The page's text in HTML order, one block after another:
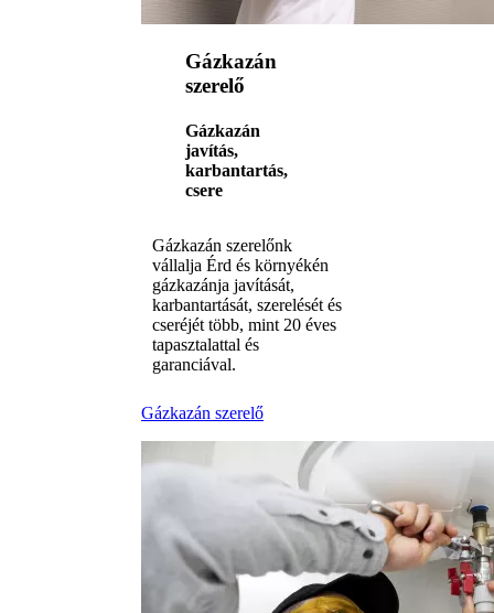
Gázkazán
szerelő
Gázkazán
javítás,
karbantartás,
csere
Gázkazán szerelőnk
vállalja Érd és környékén
gázkazánja javítását,
karbantartását, szerelését és
cseréjét több, mint 20 éves
tapasztalattal és
garanciával.
Gázkazán szerelő